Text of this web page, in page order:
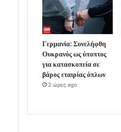
Γερμανία: Συνελήφθη
Ουκρανός ως ύποπτος
για κατασκοπεία σε
βάρος εταιρίας όπλων
2 ώρες ago